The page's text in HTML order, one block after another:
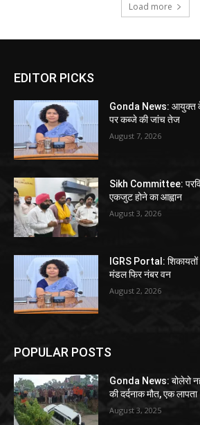
Load more
EDITOR PICKS
Gonda News: आयुक्त
पर कब्जे की जांच तेज
August 7, 2026
Sikh Committee:
एकजुट होने का आह्वान
August 3, 2026
IGRS Portal: शिकायतों
मंडल फिर नंबर वन
August 2, 2026
POPULAR POSTS
Gonda News: बोलेरो
की दर्दनाक मौत, एक लापता
August 3, 2025